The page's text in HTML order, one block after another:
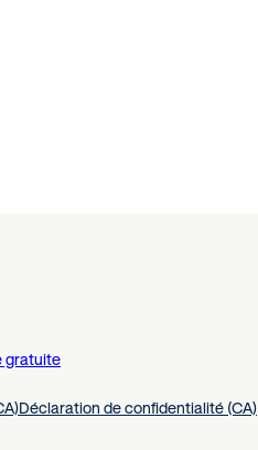
gratuite
Déclaration de confidentialité (CA)